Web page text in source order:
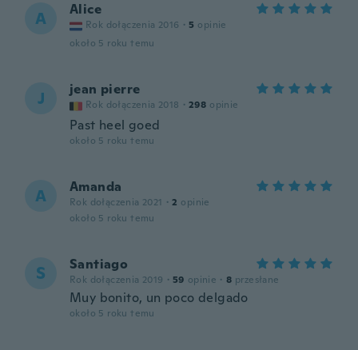
A Alice
Rok dołączenia 2016 · 5 opinie
około 5 roku temu
J jean pierre
Rok dołączenia 2018 · 298 opinie
Past heel goed
około 5 roku temu
A Amanda
Rok dołączenia 2021 · 2 opinie
około 5 roku temu
S Santiago
Rok dołączenia 2019 · 59 opinie · 8 przesłane
Muy bonito, un poco delgado
około 5 roku temu